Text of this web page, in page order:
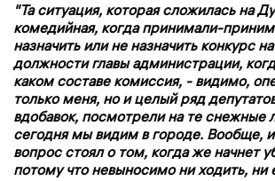
"Та ситуация, которая сложилась на
комедийная, когда принимали-
назначить или не назначить конкурс
должности главы администрации,
каком составе комиссия, - видимо,
только меня, но и целый ряд
вдобавок, посмотрели на те снежные
сегодня мы видим в городе. Вообще,
вопрос стоял о том, когда же начнет
потому что невыносимо ни ходить, ни